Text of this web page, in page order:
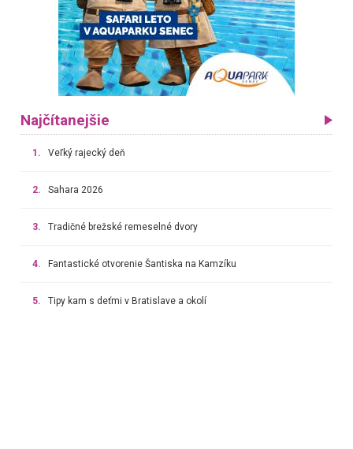
Najčítanejšie
1. Veľký rajecký deň
2. Sahara 2026
3. Tradičné brežské remeselné dvory
4. Fantastické otvorenie Šantiska na Kamzíku
5. Tipy kam s deťmi v Bratislave a okolí